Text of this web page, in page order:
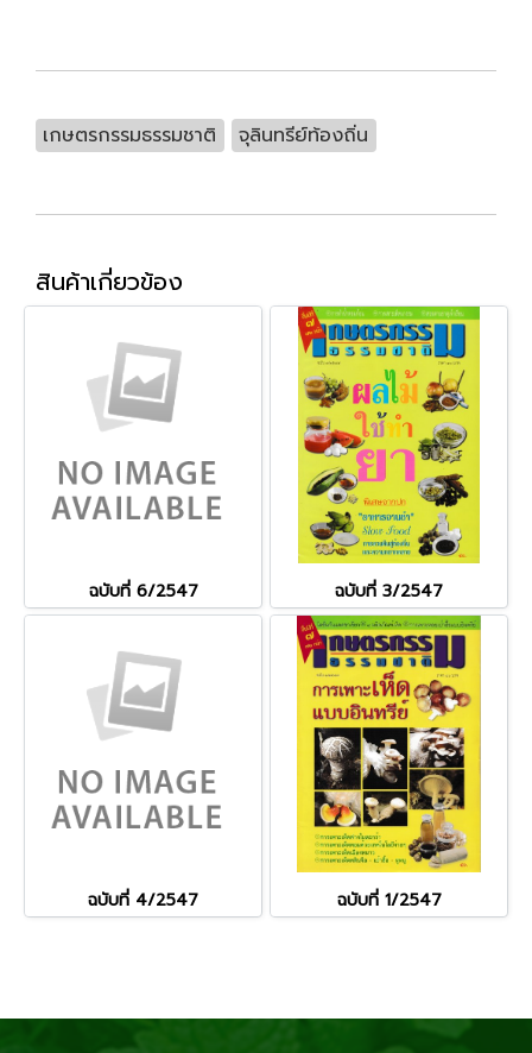
เกษตรกรรมธรรมชาติ จุลินทรีย์ท้องถิ่น
สินค้าเกี่ยวข้อง
ฉบับที่ 6/2547 ฉบับที่ 3/2547
ฉบับที่ 4/2547 ฉบับที่ 1/2547